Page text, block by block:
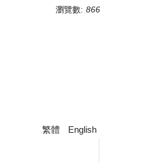
瀏覽數: 866
繁體 English